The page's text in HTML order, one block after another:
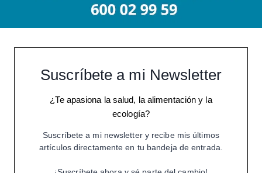
Suscríbete a mi Newsletter
¿Te apasiona la salud, la alimentación y la
ecología?
Suscríbete a mi newsletter y recibe mis últimos
artículos directamente en tu bandeja de entrada.